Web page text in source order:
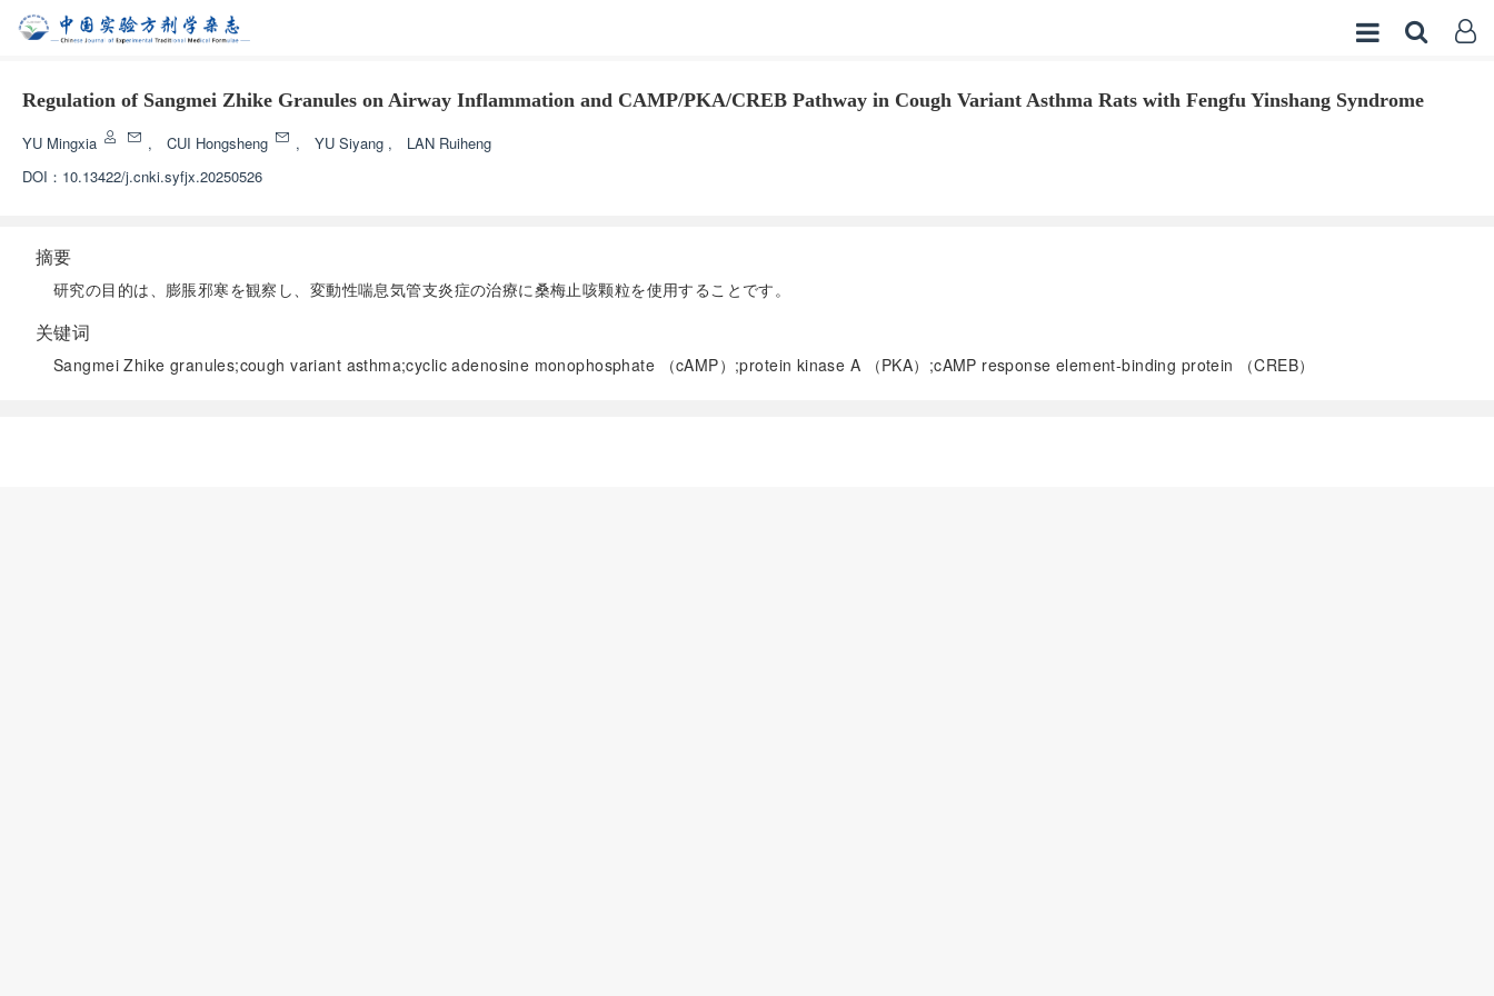
Regulation of Sangmei Zhike Granules on Airway Inflammation and CAMP/PKA/CREB Pathway in Cough Variant Asthma Rats with Fengfu Yinshang Syndrome
YU Mingxia , CUI Hongsheng , YU Siyang ,
LAN Ruiheng
DOI： 10.13422/j.cnki.syfjx.20250526
摘要
研究の目的は、膨脹邪寒を観察し、変動性喘息気管支炎症の治療に桑梅止咳颗粒を使用することです。
关键词
Sangmei Zhike granules;cough variant asthma;cyclic adenosine monophosphate （cAMP）;protein kinase A （PKA）;cAMP response element-binding protein （CREB）